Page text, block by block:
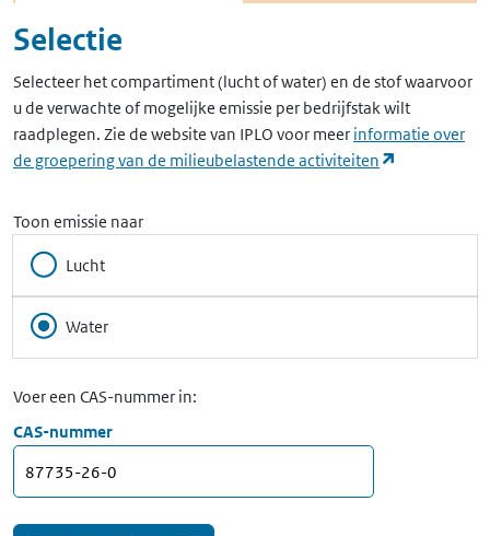
Selectie
Selecteer het compartiment (lucht of water) en de stof waarvoor
u de verwachte of mogelijke emissie per bedrijfstak wilt
raadplegen. Zie de website van IPLO voor meer informatie over
de groepering van de milieubelastende activiteiten
Toon emissie naar
Lucht
Water
Voer een CAS-nummer in:
CAS-nummer